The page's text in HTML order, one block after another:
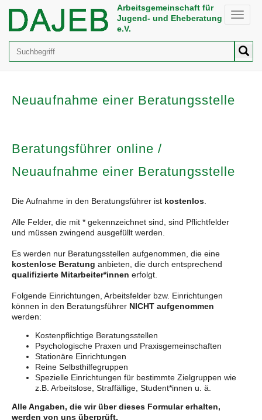
Toggle
Arbeitsgemeinschaft für
Jugend- und Eheberatung
e.V.
Neuaufnahme einer Beratungsstelle